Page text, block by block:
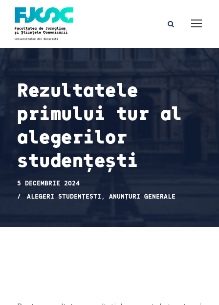
Rezultatele
primului tur al
alegerilor
studențești
5 DECEMBRIE 2024
ALEGERI STUDENȚEȘTI , ANUNȚURI GENERALE